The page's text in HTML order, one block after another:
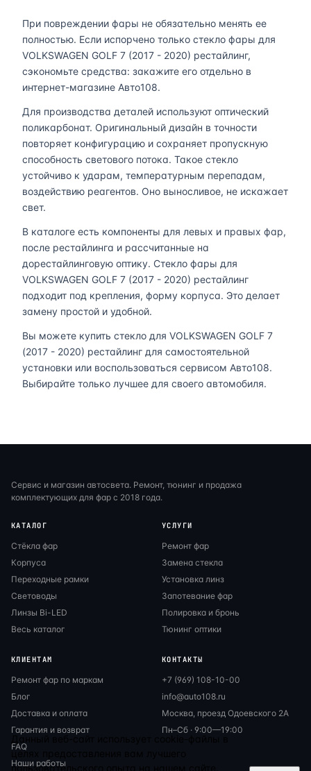
При повреждении фары не обязательно менять ее
полностью. Если испорчено только стекло фары для
VOLKSWAGEN GOLF 7 (2017 - 2020) рестайлинг,
сэкономьте средства: закажите его отдельно в
интернет-магазине Авто108.
Для производства деталей используют оптический
поликарбонат. Оригинальный дизайн в точности
повторяет конфигурацию и сохраняет пропускную
способность светового потока. Такое стекло
устойчиво к ударам, температурным перепадам,
воздействию реагентов. Оно выносливое, не искажает
свет.
В каталоге есть компоненты для левых и правых фар,
после рестайлинга и рассчитанные на
дорестайлинговую оптику. Стекло фары для
VOLKSWAGEN GOLF 7 (2017 - 2020) рестайлинг
подходит под крепления, форму корпуса. Это делает
замену простой и удобной.
Вы можете купить стекло для VOLKSWAGEN GOLF 7
(2017 - 2020) рестайлинг для самостоятельной
установки или воспользоваться сервисом Авто108.
Выбирайте только лучшее для своего автомобиля.
Сервис и магазин автосвета. Ремонт, тюнинг и продажа
комплектующих для фар с 2018 года.
КАТАЛОГ
Стёкла фар
Корпуса
Переходные рамки
Световоды
Линзы Bi-LED
Весь каталог
УСЛУГИ
Ремонт фар
Замена стекла
Установка линз
Запотевание фар
Полировка и бронь
Тюнинг оптики
КЛИЕНТАМ
Ремонт фар по маркам
Блог
Доставка и оплата
Гарантия и возврат
FAQ
Наши работы
КОНТАКТЫ
+7 (969) 108-10-00
info@auto108.ru
Москва, проезд Одоевского 2А
Пн–Сб · 9:00—19:00
Данный веб-сайт использует cookie-файлы в
целях предоставления вам лучшего
пользовательского опыта на нашем сайте.